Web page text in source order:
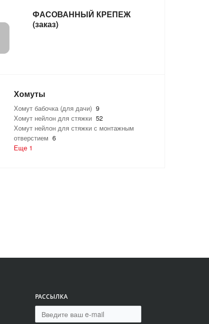
ФАСОВАННЫЙ КРЕПЕЖ
(заказ)
Хомуты
Хомут бабочка (для дачи)9
Хомут нейлон для стяжки52
Хомут нейлон для стяжки с монтажным
отверстием6
Еще 1
РАССЫЛКА